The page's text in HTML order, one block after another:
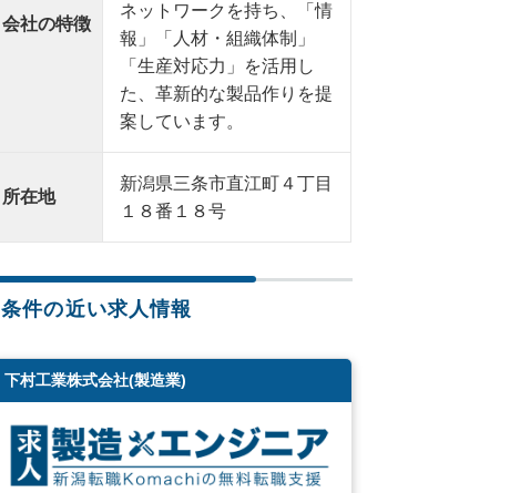
会社の特徴
ネットワークを持ち、「情
報」「人材・組織体制」
「生産対応力」を活用し
た、革新的な製品作りを提
案しています。
所在地
新潟県三条市直江町４丁目
１８番１８号
条件の近い求人情報
下村工業株式会社(製造業)